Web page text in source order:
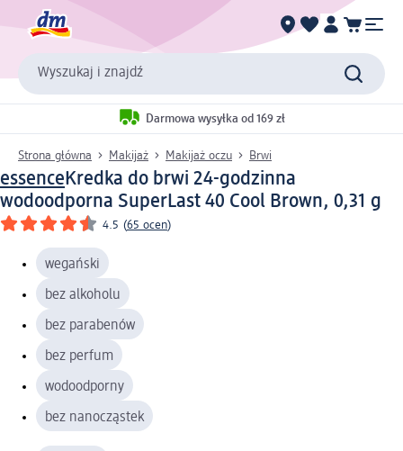
Wyszukaj i znajdź
Darmowa wysyłka od 169 zł
Strona główna Makijaż Makijaż oczu Brwi
essence Kredka do brwi 24-godzinna
wodoodporna SuperLast 40 Cool Brown, 0,31 g
4.5 (65 ocen)
wegański
bez alkoholu
bez parabenów
bez perfum
wodoodporny
bez nanocząstek